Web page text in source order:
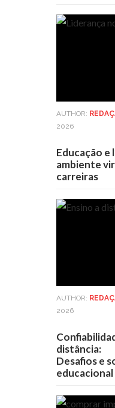
AUTHOR:
2026
Educação e
ambiente
carreiras
AUTHOR:
2026
distância:
Desafios e
educacional